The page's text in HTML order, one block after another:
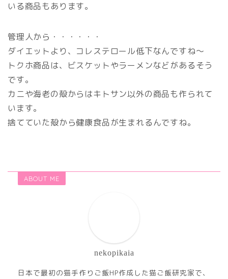
いる商品もあります。
管理人から・・・・・・
ダイエットより、コレステロール低下なんですね～
トクホ商品は、ビスケットやラーメンなどがあるそう
です。
カニや海老の殻からはキトサン以外の商品も作られて
います。
捨てていた殻から健康食品が生まれるんですね。
ABOUT ME
nekopikaia
日本で最初の猫手作りご飯HP作成した猫ご飯研究家で、